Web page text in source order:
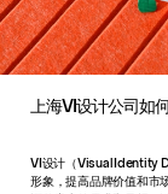
上海VI设计公司如
VI设计（Visual Identity
形象，提高品牌价值和市